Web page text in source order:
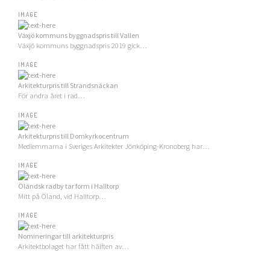
IMAGE
Växjö kommuns byggnadspris till Vallen
Växjö kommuns byggnadspris 2019 gick…
IMAGE
Arkitekturpris till Strandsnäckan
För andra året i rad…
IMAGE
Arkitekturpris till Domkyrkocentrum
Medlemmarna i Sveriges Arkitekter Jönköping-Kronoberg har…
IMAGE
Öländsk radby tar form i Halltorp
Mitt på Öland, vid Halltorp…
IMAGE
Nomineringar till arkitekturpris
Arkitektbolaget har fått hälften av…